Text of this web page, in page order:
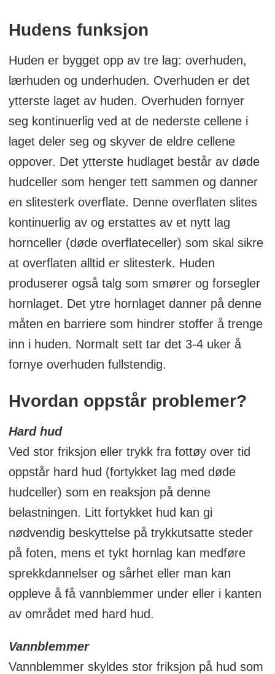
Hudens funksjon
Huden er bygget opp av tre lag: overhuden,
lærhuden og underhuden. Overhuden er det
ytterste laget av huden. Overhuden fornyer
seg kontinuerlig ved at de nederste cellene i
laget deler seg og skyver de eldre cellene
oppover. Det ytterste hudlaget består av døde
hudceller som henger tett sammen og danner
en slitesterk overflate. Denne overflaten slites
kontinuerlig av og erstattes av et nytt lag
hornceller (døde overflateceller) som skal sikre
at overflaten alltid er slitesterk. Huden
produserer også talg som smører og forsegler
hornlaget. Det ytre hornlaget danner på denne
måten en barriere som hindrer stoffer å trenge
inn i huden. Normalt sett tar det 3-4 uker å
fornye overhuden fullstendig.
Hvordan oppstår problemer?
Hard hud
Ved stor friksjon eller trykk fra fottøy over tid
oppstår hard hud (fortykket lag med døde
hudceller) som en reaksjon på denne
belastningen. Litt fortykket hud kan gi
nødvendig beskyttelse på trykkutsatte steder
på foten, mens et tykt hornlag kan medføre
sprekkdannelser og sårhet eller man kan
oppleve å få vannblemmer under eller i kanten
av området med hard hud.
Vannblemmer
Vannblemmer skyldes stor friksjon på hud som